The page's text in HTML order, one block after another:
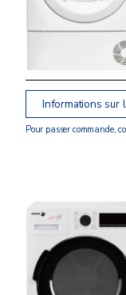
Informations sur
Pour passer commande,